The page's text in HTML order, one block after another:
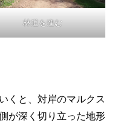
林道を進む
くと、対岸のマルクス
が深く切り立った地形